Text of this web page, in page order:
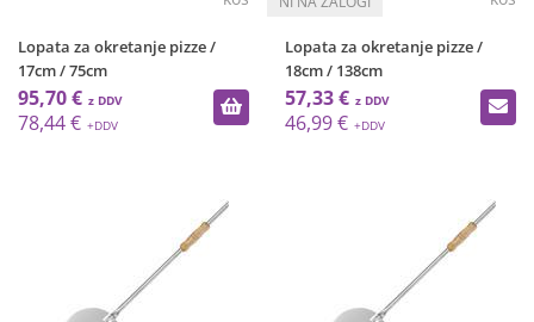
Lopata za okretanje pizze /
17cm / 75cm
95,70 €
78,44 €
Lopata za okretanje pizze /
18cm / 138cm
57,33 €
46,99 €